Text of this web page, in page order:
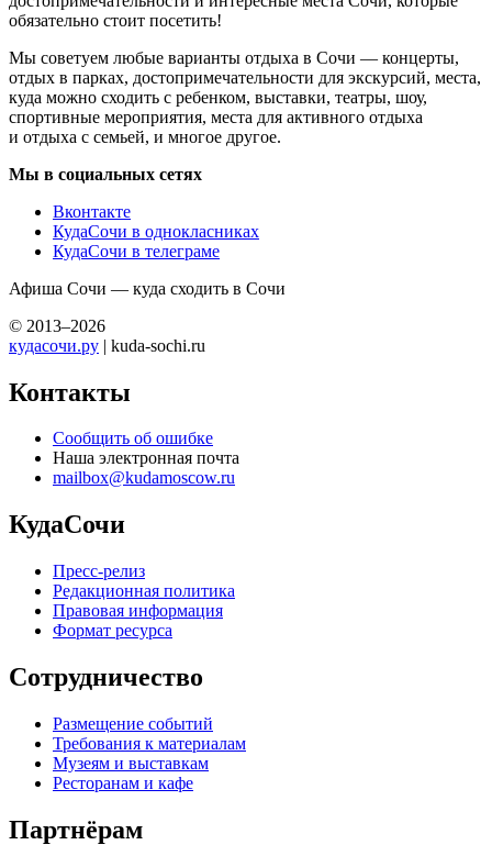
обязательно стоит посетить!
Мы советуем любые варианты отдыха в Сочи — концерты,
отдых в парках, достопримечательности для экскурсий, места,
куда можно сходить с ребенком, выставки, театры, шоу,
спортивные мероприятия, места для активного отдыха
и отдыха с семьей, и многое другое.
Мы в социальных сетях
Вконтакте
КудаСочи в однокласниках
КудаСочи в телеграме
Афиша Сочи — куда сходить в Сочи
© 2013–2026
кудасочи.ру | kuda-sochi.ru
Контакты
Сообщить об ошибке
Наша электронная почта
mailbox@kudamoscow.ru
КудаСочи
Пресс-релиз
Редакционная политика
Правовая информация
Формат ресурса
Сотрудничество
Размещение событий
Требования к материалам
Музеям и выставкам
Ресторанам и кафе
Партнёрам